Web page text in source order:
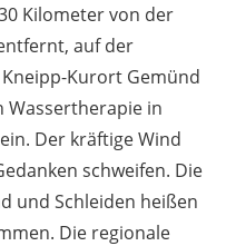
Kilometer von der
auf der
Kurort Gemünd
Wassertherapie in
Der kräftige Wind
schweifen. Die
und Schleiden heißen
Die regionale